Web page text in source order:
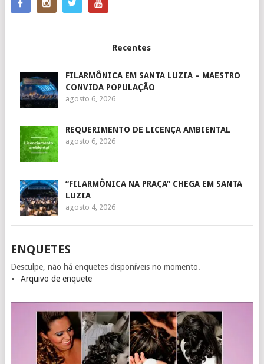
Recentes
FILARMÔNICA EM SANTA LUZIA – MAESTRO
CONVIDA POPULAÇÃO
agosto 6, 2026
REQUERIMENTO DE LICENÇA AMBIENTAL
agosto 6, 2026
“FILARMÔNICA NA PRAÇA” CHEGA EM SANTA
LUZIA
agosto 4, 2026
ENQUETES
Desculpe, não há enquetes disponíveis no momento.
Arquivo de enquete